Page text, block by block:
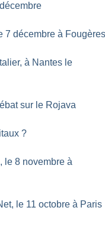
7 décembre à
à Nantes le
sur le Rojava
?
le 8 novembre à
le 11 octobre à Paris